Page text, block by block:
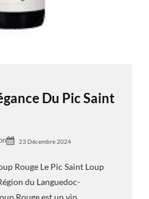
Du Pic Saint
23 Décembre 2024
Rouge Le Pic Saint Loup
du Languedoc-